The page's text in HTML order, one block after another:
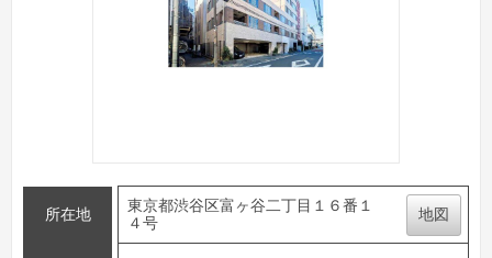
所在地
東京都渋谷区富ヶ谷二丁目１６番１
４号
地図